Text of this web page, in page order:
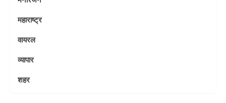
महाराष्ट्र
वायरल
व्यापार
शहर